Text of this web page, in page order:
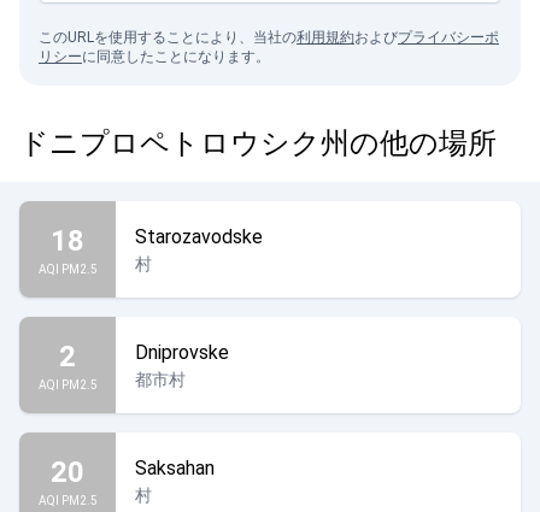
このURLを使用することにより、当社の利用規約およびプライバシーポ
リシーに同意したことになります。
ドニプロペトロウシク州の他の場所
18
AQI PM2.5
Starozavodske
村
2
AQI PM2.5
Dniprovske
都市村
20
AQI PM2.5
Saksahan
村